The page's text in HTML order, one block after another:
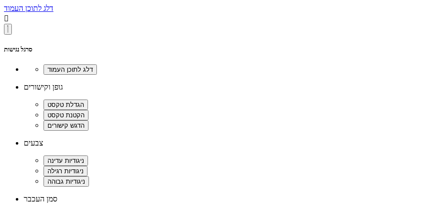
דלג לתוכן העמוד

סרגל נגישות
גופן וקישורים
צבעים
סמן העכבר